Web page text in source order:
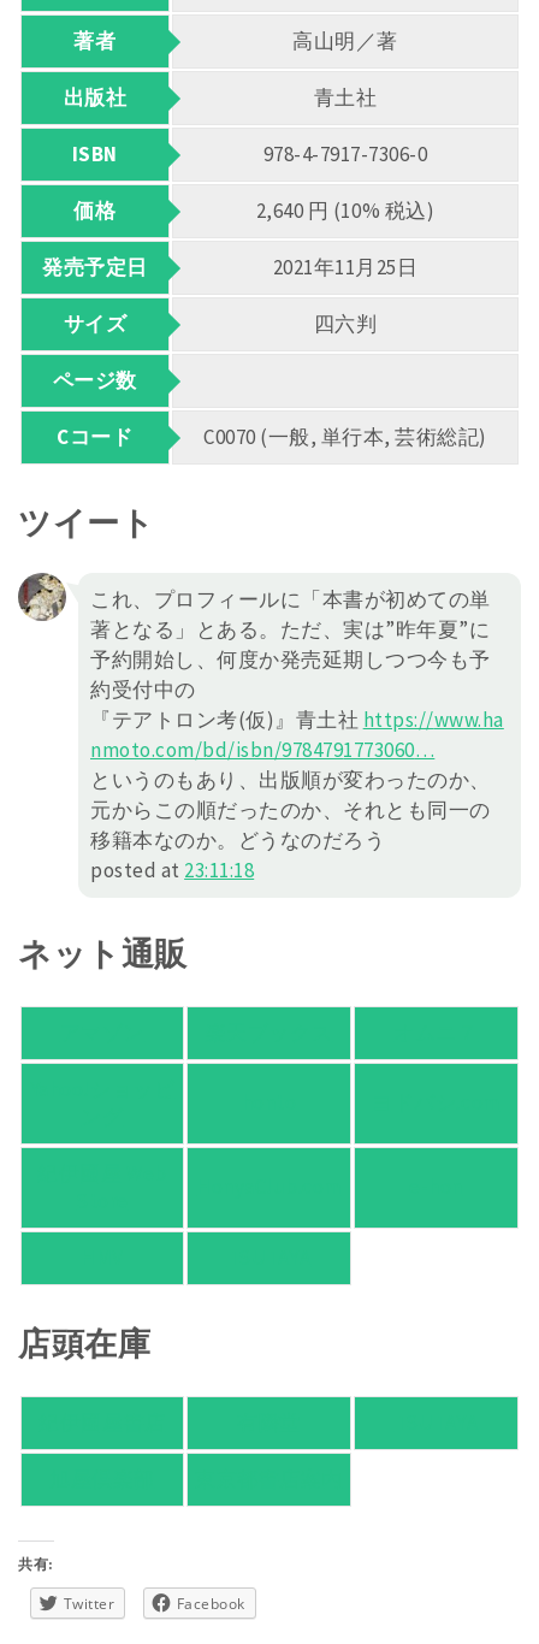
著者 高山明／著
出版社 青土社
ISBN 978-4-7917-7306-0
価格 2,640 円 (10% 税込)
発売予定日 2021年11月25日
サイズ 四六判
ページ数
Cコード C0070 (一般, 単行本, 芸術総記)
ツイート
これ、プロフィールに「本書が初めての単
著となる」とある。ただ、実は”昨年夏”に
予約開始し、何度か発売延期しつつ今も予
約受付中の
『テアトロン考(仮)』青土社 https://www.ha
nmoto.com/bd/isbn/9784791773060…
というのもあり、出版順が変わったのか、
元からこの順だったのか、それとも同一の
移籍本なのか。どうなのだろう
posted at 23:11:18
ネット通販
店頭在庫
共有:
Twitter Facebook